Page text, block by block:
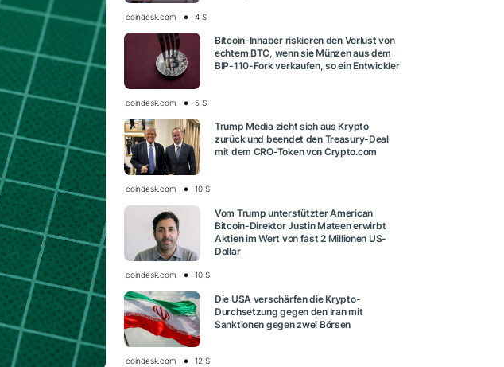
coindesk.com 4 S
Bitcoin-Inhaber riskieren den Verlust von
echtem BTC, wenn sie Münzen aus dem
BIP-110-Fork verkaufen, so ein Entwickler
coindesk.com 5 S
Trump Media zieht sich aus Krypto
zurück und beendet den Treasury-Deal
mit dem CRO-Token von Crypto.com
coindesk.com 10 S
Vom Trump unterstützter American
Bitcoin-Direktor Justin Mateen erwirbt
Aktien im Wert von fast 2 Millionen US-
Dollar
coindesk.com 10 S
Die USA verschärfen die Krypto-
Durchsetzung gegen den Iran mit
Sanktionen gegen zwei Börsen
coindesk.com 12 S